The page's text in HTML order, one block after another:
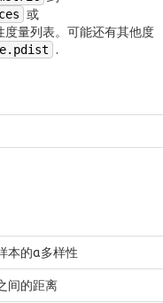
或
量列表。可能还有其他度
.
本的α多样性
间的距离